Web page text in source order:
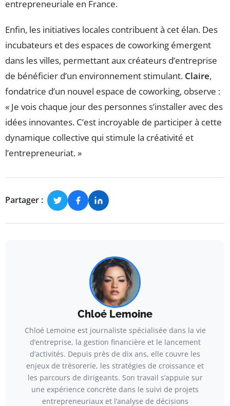
entrepreneuriale en France.
Enfin, les initiatives locales contribuent à cet élan. Des
incubateurs et des espaces de coworking émergent
dans les villes, permettant aux créateurs d’entreprise
de bénéficier d’un environnement stimulant. Claire,
fondatrice d’un nouvel espace de coworking, observe :
« Je vois chaque jour des personnes s’installer avec des
idées innovantes. C’est incroyable de participer à cette
dynamique collective qui stimule la créativité et
l’entrepreneuriat. »
Partager :
Chloé Lemoine
Chloé Lemoine est journaliste spécialisée dans la vie
d’entreprise, la gestion financière et le lancement
d’activités. Depuis près de dix ans, elle couvre les
enjeux de trésorerie, les stratégies de croissance et
les parcours de dirigeants. Son travail s’appuie sur
une expérience concrète dans le suivi de projets
entrepreneuriaux et l’analyse de décisions